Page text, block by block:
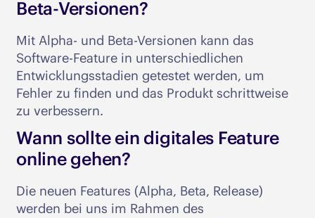
Beta-Versionen?
Mit Alpha- und Beta-Versionen kann das
Software-Feature in unterschiedlichen
Entwicklungsstadien getestet werden, um
Fehler zu finden und das Produkt schrittweise
zu verbessern.
Wann sollte ein digitales Feature
online gehen?
Die neuen Features (Alpha, Beta, Release)
werden bei uns im Rahmen des